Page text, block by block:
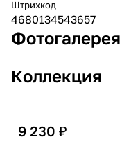
Штрихкод
4680134543657
Фотогалерея
Коллекция
9 230 ₽